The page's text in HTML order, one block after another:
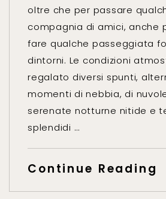
oltre che per passare
compagnia di amici, anche
fare qualche passeggiata
dintorni. Le condizioni
regalato diversi spunti,
momenti di nebbia, di
serenate notturne nitide e
splendidi …
Continue Reading